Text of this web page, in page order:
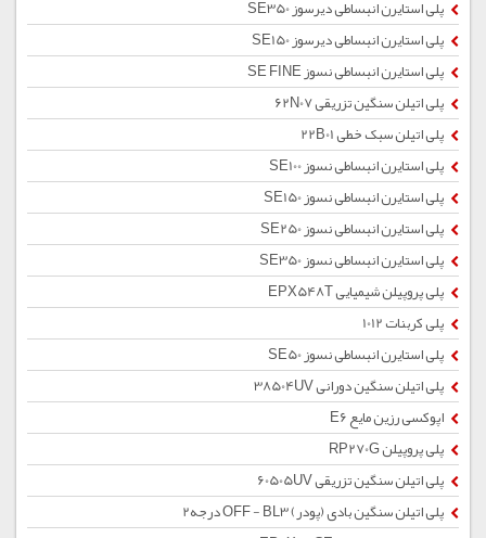
پلی استایرن انبساطی دیرسوز SE350
پلی استایرن انبساطی دیرسوز SE150
پلی استایرن انبساطی نسوز SE FINE
پلی اتیلن سنگین تزریقی 62N07
پلی اتیلن سبک خطی 22B01
پلی استایرن انبساطی نسوز SE100
پلی استایرن انبساطی نسوز SE150
پلی استایرن انبساطی نسوز SE250
پلی استایرن انبساطی نسوز SE350
پلی پروپیلن شیمیایی EPX548T
پلی کربنات 1012
پلی استایرن انبساطی نسوز SE50
پلی اتیلن سنگین دورانی 38504UV
اپوکسی رزین مایع E6
پلی پروپیلن RP270G
پلی اتیلن سنگین تزریقی 60505UV
پلی اتیلن سنگین بادی (پودر) OFF - BL3 درجه2